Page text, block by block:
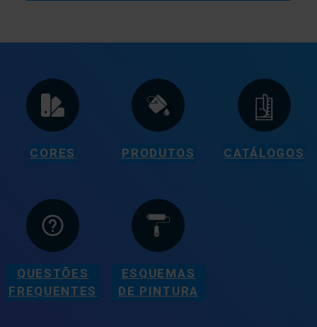
CORES PRODUTOS CATÁLOGOS
QUESTÕES
FREQUENTES
ESQUEMAS
DE PINTURA